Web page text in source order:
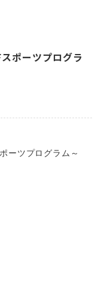
ポーツプログラ